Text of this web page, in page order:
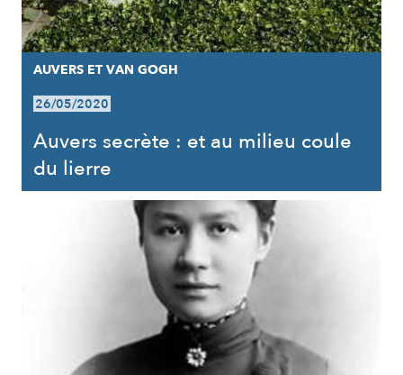
AUVERS ET VAN GOGH
26/05/2020
Auvers secrète : et au milieu coule
du lierre